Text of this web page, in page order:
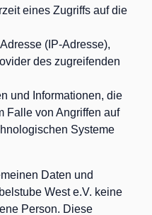
eines Zugriffs auf die
(IP-Adresse),
des zugreifenden
und Informationen, die
Falle von Angriffen auf
Systeme
Daten und
West e.V. keine
Person. Diese